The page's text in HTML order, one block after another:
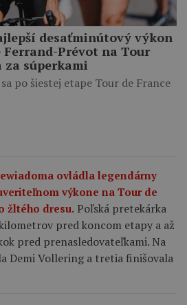
desaťminútový výkon
Prévot na Tour
za súperkami
po šiestej etape Tour de France
ovládla legendárny
výkone na Tour de
žltého dresu. Poľská pretekárka
pred koncom etapy a až
pred prenasledovateľkami. Na
Demi Vollering a tretia finišovala